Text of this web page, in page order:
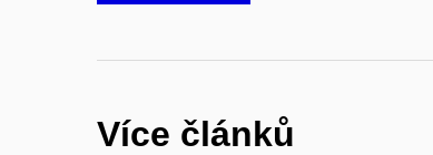
Více článků